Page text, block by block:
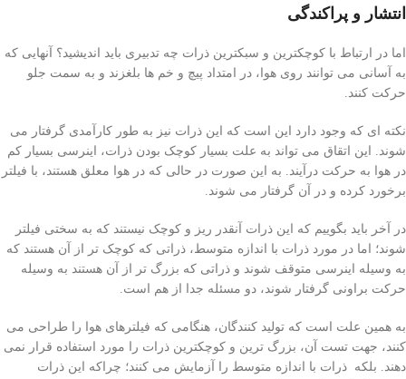
انتشار و پراکندگی
اما در ارتباط با کوچکترین و سبکترین ذرات چه تدبیری باید اندیشید؟ آنهایی که
به آسانی می توانند روی هوا، در امتداد پیچ و خم ها بلغزند و به سمت جلو
حرکت کنند.
نکته ای که وجود دارد این است که این ذرات نیز به طور کارآمدی گرفتار می
شوند. این اتقاق می تواند به علت بسیار کوچک بودن ذرات، اینرسی بسیار کم
در هوا به حرکت درآیند. به این صورت در حالی که در هوا معلق هستند، با فیلتر
برخورد کرده و در آن گرفتار می شوند.
در آخر باید بگوییم که این ذرات آنقدر ریز و کوچک نیستند که به سختی فیلتر
شوند؛ اما در مورد ذرات با اندازه متوسط، ذراتی که کوچک تر از آن هستند که
به وسیله اینرسی متوقف شوند و ذراتی که بزرگ تر از آن هستند به وسیله
حرکت براونی گرفتار شوند، دو مسئله جدا از هم است.
به همین علت است که تولید کنندگان، هنگامی که فیلترهای هوا را طراحی می
کنند، جهت تست آن، بزرگ ترین و کوچکترین ذرات را مورد استفاده قرار نمی
دهند. بلکه ذرات با اندازه متوسط را آزمایش می کنند؛ چراکه این ذرات